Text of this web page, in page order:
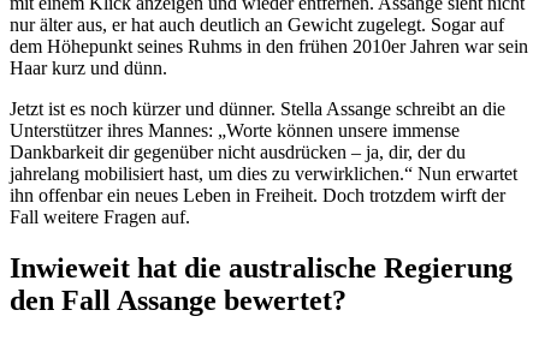
nur älter aus, er hat auch deutlich an Gewicht zugelegt. Sogar auf
dem Höhepunkt seines Ruhms in den frühen 2010er Jahren war sein
Haar kurz und dünn.
Jetzt ist es noch kürzer und dünner. Stella Assange schreibt an die
Unterstützer ihres Mannes: „Worte können unsere immense
Dankbarkeit dir gegenüber nicht ausdrücken – ja, dir, der du
jahrelang mobilisiert hast, um dies zu verwirklichen.“ Nun erwartet
ihn offenbar ein neues Leben in Freiheit. Doch trotzdem wirft der
Fall weitere Fragen auf.
Inwieweit hat die australische Regierung
den Fall Assange bewertet?